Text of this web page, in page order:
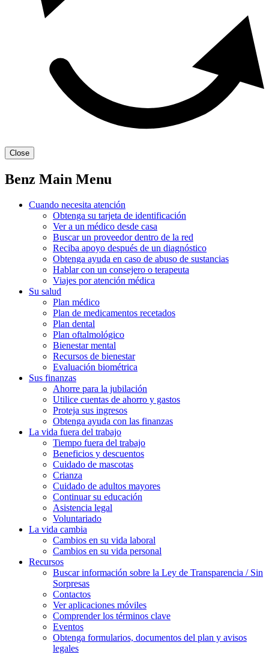
Close
Benz Main Menu
Cuando necesita atención
Obtenga su tarjeta de identificación
Ver a un médico desde casa
Buscar un proveedor dentro de la red
Reciba apoyo después de un diagnóstico
Obtenga ayuda en caso de abuso de sustancias
Hablar con un consejero o terapeuta
Viajes por atención médica
Su salud
Plan médico
Plan de medicamentos recetados
Plan dental
Plan oftalmológico
Bienestar mental
Recursos de bienestar
Evaluación biométrica
Sus finanzas
Ahorre para la jubilación
Utilice cuentas de ahorro y gastos
Proteja sus ingresos
Obtenga ayuda con las finanzas
La vida fuera del trabajo
Tiempo fuera del trabajo
Beneficios y descuentos
Cuidado de mascotas
Crianza
Cuidado de adultos mayores
Continuar su educación
Asistencia legal
Voluntariado
La vida cambia
Cambios en su vida laboral
Cambios en su vida personal
Recursos
Buscar información sobre la Ley de Transparencia / Sin
Sorpresas
Contactos
Ver aplicaciones móviles
Comprender los términos clave
Eventos
Obtenga formularios, documentos del plan y avisos
legales